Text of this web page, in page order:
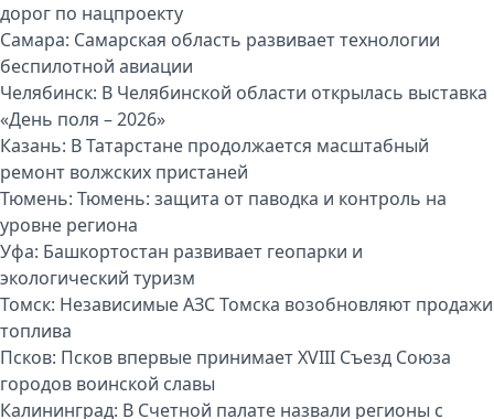
дорог по нацпроекту
Самара: Самарская область развивает технологии
беспилотной авиации
Челябинск: В Челябинской области открылась выставка
«День поля – 2026»
Казань: В Татарстане продолжается масштабный
ремонт волжских пристаней
Тюмень: Тюмень: защита от паводка и контроль на
уровне региона
Уфа: Башкортостан развивает геопарки и
экологический туризм
Томск: Независимые АЗС Томска возобновляют продажи
топлива
Псков: Псков впервые принимает XVIII Съезд Союза
городов воинской славы
Калининград: В Счетной палате назвали регионы с